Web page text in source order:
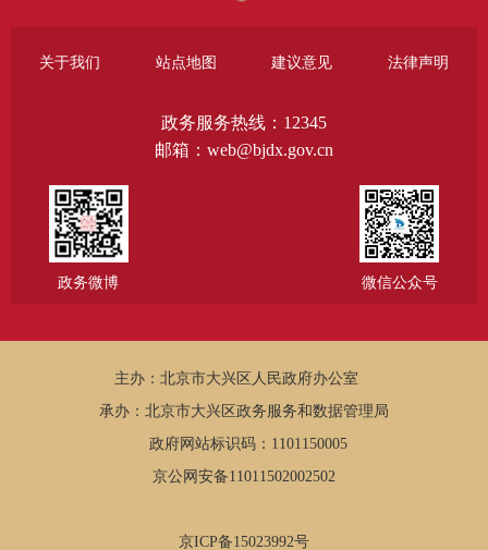
关于我们 站点地图 建议意见 法律声明
政务服务热线：12345
邮箱：web@bjdx.gov.cn
政务微博 微信公众号
主办：北京市大兴区人民政府办公室
承办：北京市大兴区政务服务和数据管理局
政府网站标识码：1101150005
京公网安备11011502002502
京ICP备15023992号